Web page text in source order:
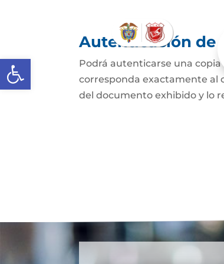
Abrir barra de herramientas
Autenticación de
Podrá autenticarse una
corresponda exactamente al
del documento exhibido y lo